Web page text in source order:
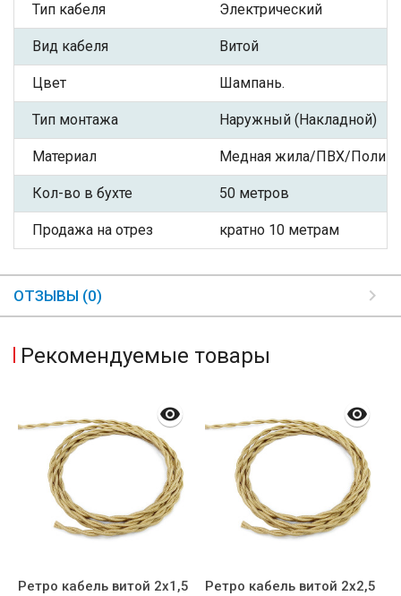
Тип кабеля Электрический
Вид кабеля Витой
Цвет Шампань.
Тип монтажа Наружный (Накладной)
Материал Медная жила/ПВХ/
Кол-во в бухте 50 метров
Продажа на отрез кратно 10 метрам
ОТЗЫВЫ (0)
Рекомендуемые товары
Ретро кабель витой 2x1,5
Ретро кабель витой 2x2,5